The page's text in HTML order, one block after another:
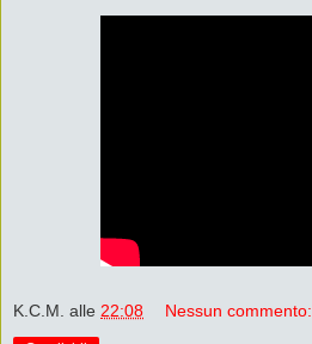
K.C.M. alle 22:08 Nessun commento: